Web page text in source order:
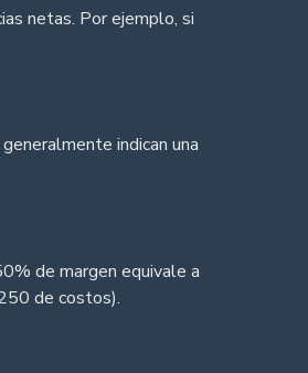
netas. Por ejemplo, si
indican una
de margen equivale a
de costos).